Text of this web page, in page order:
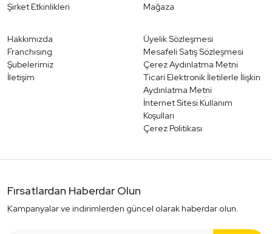
Şirket Etkinlikleri
Mağaza
Hakkımızda
Franchısıng
Şubelerimiz
İletişim
Üyelik Sözleşmesi
Mesafeli Satış Sözleşmesi
Çerez Aydınlatma Metni
Ticari Elektronik İletilerle İlişkin
Aydınlatma Metni
İnternet Sitesi Kullanım
Koşulları
Çerez Politikası
Fırsatlardan Haberdar Olun
Kampanyalar ve indirimlerden güncel olarak haberdar olun.